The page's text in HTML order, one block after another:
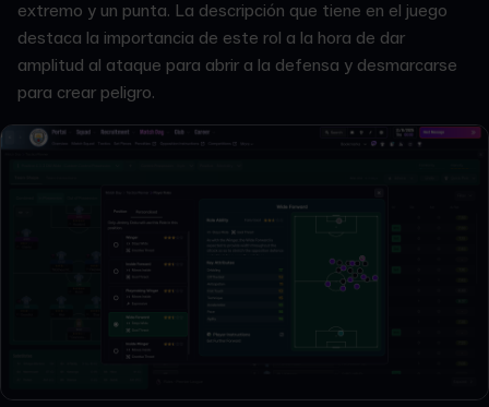
extremo y un punta. La descripción que tiene en el juego
destaca la importancia de este rol a la hora de dar
amplitud al ataque para abrir a la defensa y desmarcarse
para crear peligro.